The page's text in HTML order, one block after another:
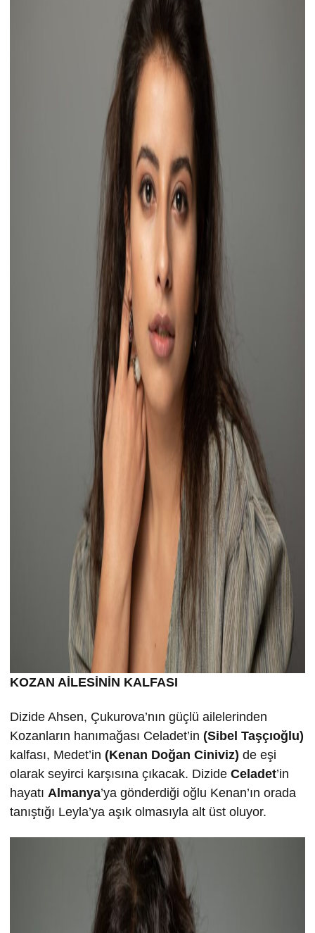
KOZAN AİLESİNİN KALFASI
Dizide Ahsen, Çukurova’nın güçlü ailelerinden
Kozanların hanımağası Celadet’in (Sibel Taşçıoğlu)
kalfası, Medet’in (Kenan Doğan Ciniviz) de eşi
olarak seyirci karşısına çıkacak. Dizide Celadet’in
hayatı Almanya’ya gönderdiği oğlu Kenan’ın orada
tanıştığı Leyla’ya aşık olmasıyla alt üst oluyor.